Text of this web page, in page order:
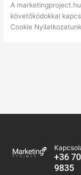
A
követőkódokkal
Cookie
+36
9835